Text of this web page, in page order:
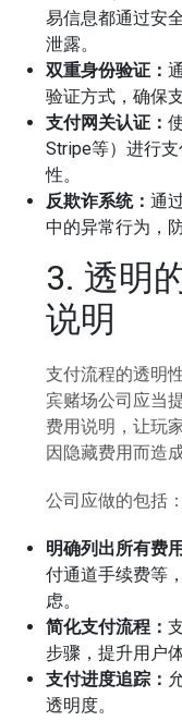
易信息都通过安
泄露。
双重身份验证：
验证方式，确保
支付网关认证：
Stripe等）进行
性。
反欺诈系统：通
中的异常行为，
3. 透明
说明
支付流程的透明
宾赌场公司应当
费用说明，让玩
因隐藏费用而造
公司应做的包括：
明确列出所有费
付通道手续费等
虑。
简化支付流程：
步骤，提升用户体
支付进度追踪：
透明度。